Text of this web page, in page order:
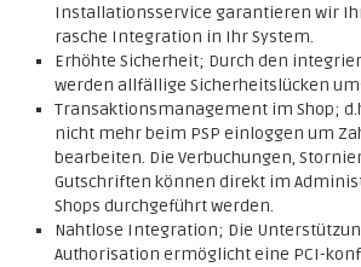
Installationsservice garantieren wir
rasche Integration in Ihr System.
Erhöhte Sicherheit; Durch den
werden allfällige Sicherheitslücken
Transaktionsmanagement im Shop;
nicht mehr beim PSP einloggen um
bearbeiten. Die Verbuchungen,
Gutschriften können direkt im
Shops durchgeführt werden.
Nahtlose Integration; Die
Authorisation ermöglicht eine PCI-